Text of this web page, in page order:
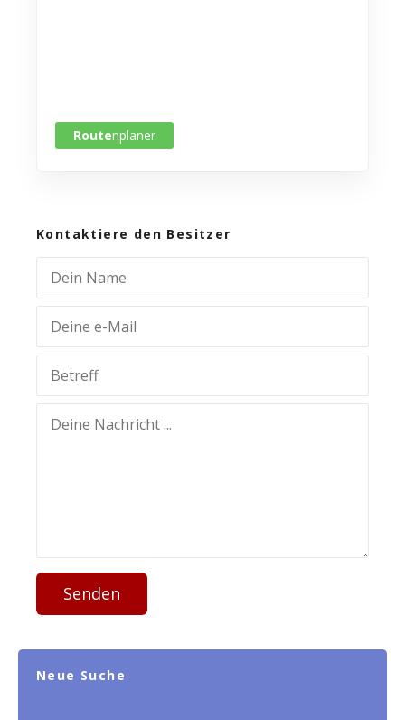
Routenplaner
Kontaktiere den Besitzer
Senden
Neue Suche